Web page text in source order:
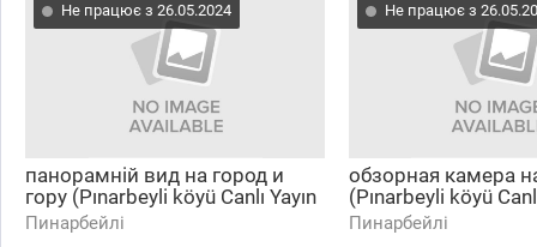
Не працює з 26.05.2024
панорамній вид на город и
гору (Pınarbeyli köyü Canlı Yayın
7/24 (Tokat/Erbaa))
Пинарбейлі
Не працює з
обзорная камера
(Pınarbeyli köyü
(Tokat/Erbaa))
Пинарбейлі